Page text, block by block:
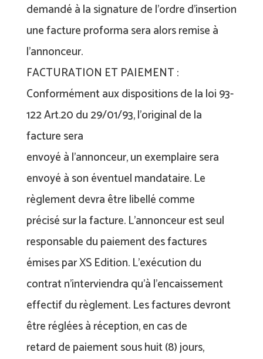
demandé à la signature de l’ordre d’insertion
une facture proforma sera alors remise à
l’annonceur.
FACTURATION ET PAIEMENT :
Conformément aux dispositions de la loi 93-
122 Art.20 du 29/01/93, l’original de la
facture sera
envoyé à l’annonceur, un exemplaire sera
envoyé à son éventuel mandataire. Le
règlement devra être libellé comme
précisé sur la facture. L’annonceur est seul
responsable du paiement des factures
émises par XS Edition. L’exécution du
contrat n’interviendra qu’à l’encaissement
effectif du règlement. Les factures devront
être réglées à réception, en cas de
retard de paiement sous huit (8) jours,